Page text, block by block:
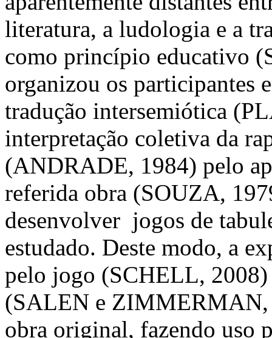
literatura, a ludologia e a
como princípio educativo
organizou os participantes
tradução intersemiótica
interpretação coletiva da
(ANDRADE, 1984) pelo
referida obra (SOUZA,
desenvolver jogos de
estudado. Deste modo, a
pelo jogo (SCHELL, 2008)
(SALEN e ZIMMERMAN,
obra original, fazendo uso